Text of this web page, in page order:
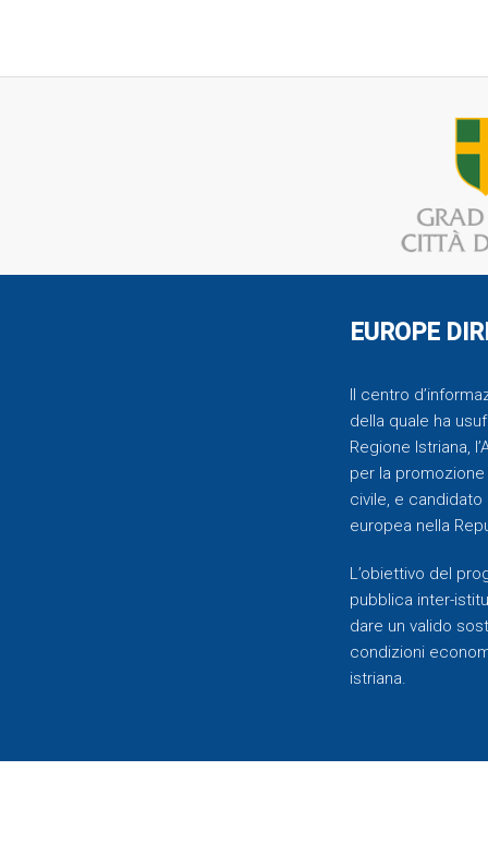
EUROPE
Il centro
della quale ha
Regione Istriana,
per la
civile, e candidato
europea nella
L’obiettivo del
pubblica inter-
dare un valido
condizioni
istriana.